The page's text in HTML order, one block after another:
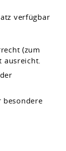
verfügbar
(zum
besondere